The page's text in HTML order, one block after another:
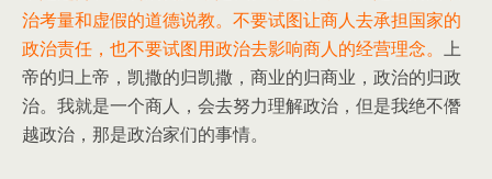
治考量和虚假的道德说教。不要试图让商人去承担国家的
政治责任，也不要试图用政治去影响商人的经营理念。 上
帝的归上帝，凯撒的归凯撒，商业的归商业，政治的归政
治。我就是一个商人，会去努力理解政治，但是我绝不僭
越政治，那是政治家们的事情。